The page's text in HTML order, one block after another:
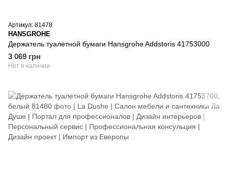
Артикул: 81478
HANSGROHE
Держатель туалетной бумаги Hansgrohe Addstoris 41753000
3 069 грн
Нет в наличии